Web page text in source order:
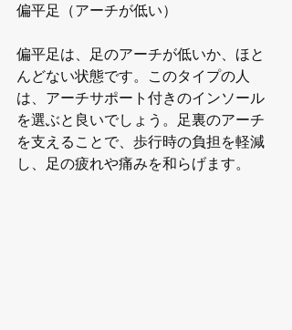
偏平足（アーチが低い）
偏平足は、足のアーチが低いか、ほと
んどない状態です。このタイプの人
は、アーチサポート付きのインソール
を選ぶと良いでしょう。足裏のアーチ
を支えることで、歩行時の負担を軽減
し、足の疲れや痛みを和らげます。